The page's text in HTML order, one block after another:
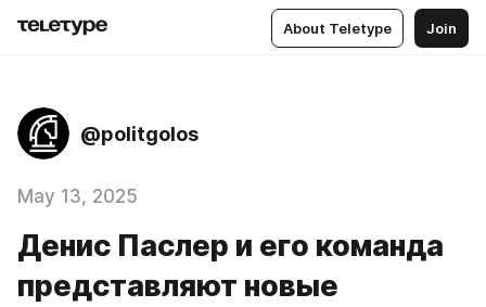
About Teletype Join
@politgolos
May 13, 2025
Денис Паслер и его команда
представляют новые